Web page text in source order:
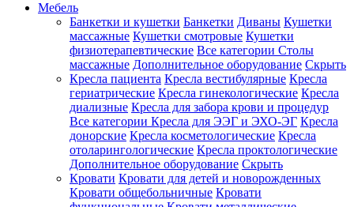
Мебель
Банкетки и кушетки Банкетки Диваны Кушетки
массажные Кушетки смотровые Кушетки
физиотерапевтические Все категории Столы
массажные Дополнительное оборудование Скрыть
Кресла пациента Кресла вестибулярные Кресла
гериатрические Кресла гинекологические Кресла
диализные Кресла для забора крови и процедур
Все категории Кресла для ЭЭГ и ЭХО-ЭГ Кресла
донорские Кресла косметологические Кресла
отоларингологические Кресла проктологические
Дополнительное оборудование Скрыть
Кровати Кровати для детей и новорожденных
Кровати общебольничные Кровати